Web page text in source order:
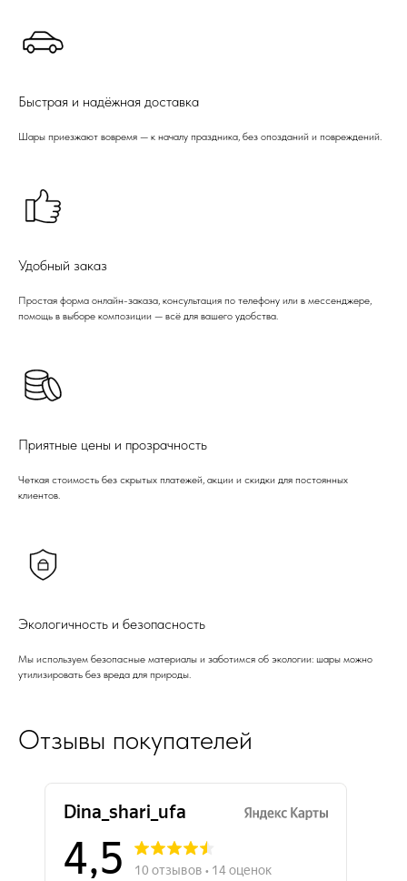
Быстрая и надёжная доставка
Шары приезжают вовремя — к началу праздника, без опозданий и повреждений.
Удобный заказ
Простая форма онлайн-заказа, консультация по телефону или в мессенджере,
помощь в выборе композиции — всё для вашего удобства.
Приятные цены и прозрачность
Четкая стоимость без скрытых платежей, акции и скидки для постоянных
клиентов.
Экологичность и безопасность
Мы используем безопасные материалы и заботимся об экологии: шары можно
утилизировать без вреда для природы.
Отзывы покупателей